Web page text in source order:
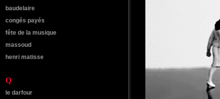
baudelaire
congés payés
fête de la musique
massoud
henri matisse
Q
le darfour